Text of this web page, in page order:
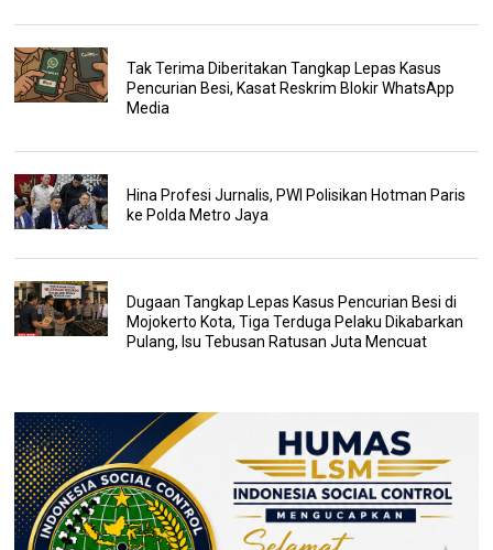
Tak Terima Diberitakan Tangkap Lepas Kasus
Pencurian Besi, Kasat Reskrim Blokir WhatsApp
Media
Hina Profesi Jurnalis, PWI Polisikan Hotman Paris
ke Polda Metro Jaya
Dugaan Tangkap Lepas Kasus Pencurian Besi di
Mojokerto Kota, Tiga Terduga Pelaku Dikabarkan
Pulang, Isu Tebusan Ratusan Juta Mencuat